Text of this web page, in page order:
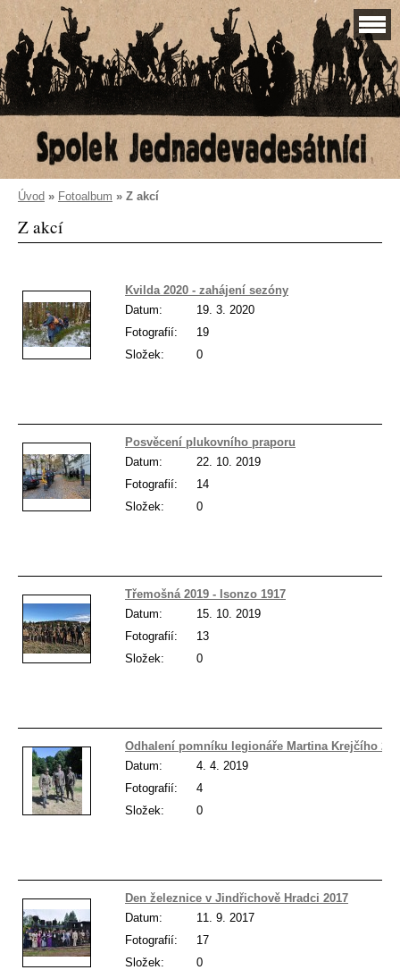
Úvod » Fotoalbum » Z akcí
Z akcí
Kvilda 2020 - zahájení sezóny
Datum:
19. 3. 2020
Fotografií:
19
Složek:
0
Posvěcení plukovního praporu
Datum:
22. 10. 2019
Fotografií:
14
Složek:
0
Třemošná 2019 - Isonzo 1917
Datum:
15. 10. 2019
Fotografií:
13
Složek:
0
Odhalení pomníku legionáře Martina Krejčího
Datum:
4. 4. 2019
Fotografií:
4
Složek:
0
Den železnice v Jindřichově Hradci 2017
Datum:
11. 9. 2017
Fotografií:
17
Složek:
0